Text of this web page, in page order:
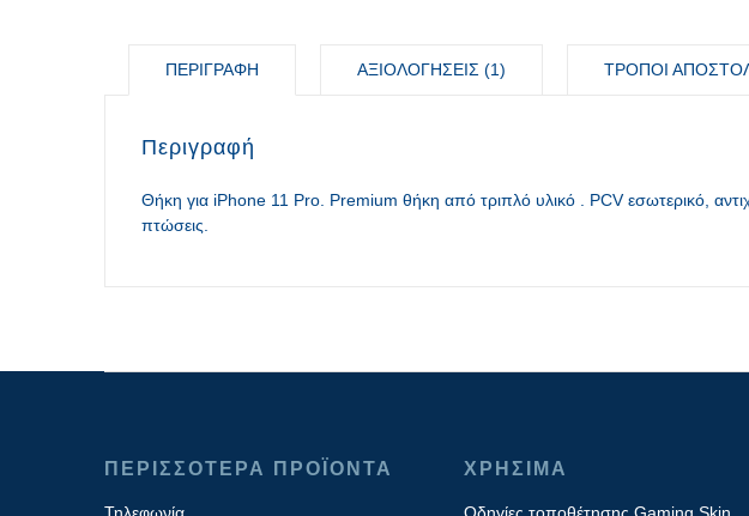
ΠΕΡΙΓΡΑΦΉ
Περιγραφή
Θήκη για iPhone 11 Pro. Premium θήκη από τριπλό υλικό . PCV εσωτερικό,
πτώσεις.
ΑΞΙΟΛΟΓΉΣΕΙΣ (1) ΤΡΟΠΟΙ
ΠΕΡΙΣΣΟΤΕΡΑ ΠΡΟΪΟΝΤΑ ΧΡΗΣΙΜΑ